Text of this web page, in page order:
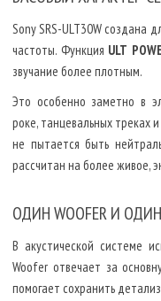
Sony SRS-ULT30W создана
частоты. Функция ULT
звучание более плотным.
Это особенно заметно в
роке, танцевальных треках
не пытается быть
рассчитан на более живое,
ОДИН WOOFER И ОДИН
В акустической системе
Woofer отвечает за
помогает сохранить